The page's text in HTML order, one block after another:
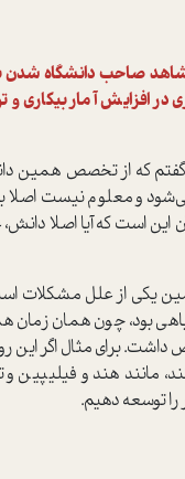
صاحب دانشگاه شدن
افزایش آمار بیکاری
که از تخصص همین
و معلوم نیست اصلا
است که آیا اصلا
همین یکی از علل مشکلات
بود، چون همان زمان
داشت. برای مثال اگر
مانند هند و فیلیپین
توسعه دهیم.